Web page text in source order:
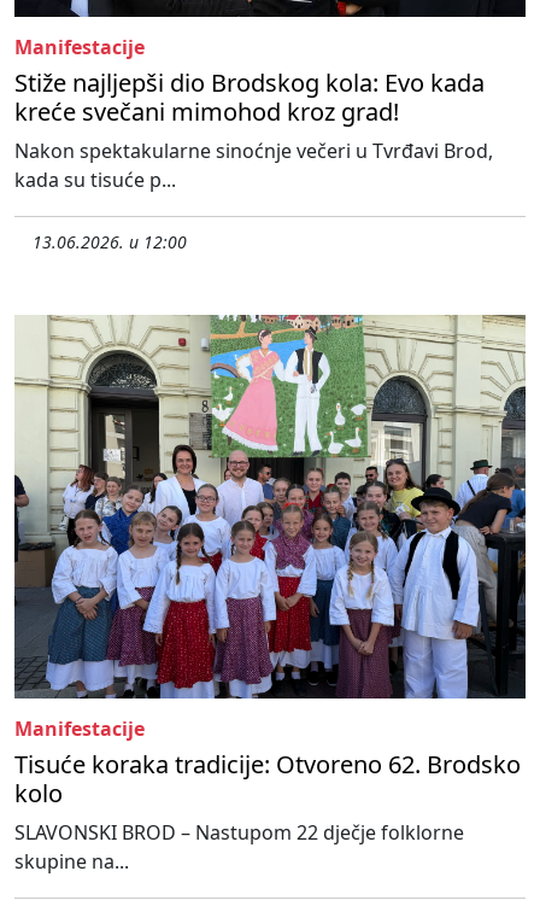
Manifestacije
Stiže najljepši dio Brodskog kola: Evo kada
kreće svečani mimohod kroz grad!
Nakon spektakularne sinoćnje večeri u Tvrđavi Brod,
kada su tisuće p...
13.06.2026. u 12:00
Manifestacije
Tisuće koraka tradicije: Otvoreno 62. Brodsko
kolo
SLAVONSKI BROD – Nastupom 22 dječje folklorne
skupine na...